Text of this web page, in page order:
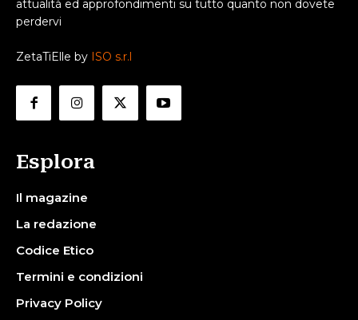
attualità ed approfondimenti su tutto quanto non dovete
perdervi
ZetaTiElle by ISO s.r.l
Esplora
Il magazine
La redazione
Codice Etico
Termini e condizioni
Privacy Policy